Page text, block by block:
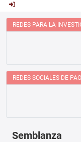
REDES PARA LA
REDES SOCIALES DE
Semblanza